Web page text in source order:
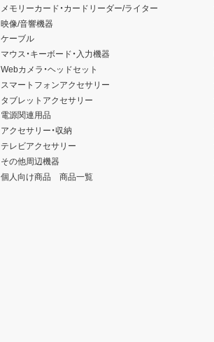
メモリーカード・カードリーダー/ライター
映像/音響機器
ケーブル
マウス・キーボード・入力機器
Webカメラ・ヘッドセット
スマートフォンアクセサリー
タブレットアクセサリー
電源関連用品
アクセサリー・収納
テレビアクセサリー
その他周辺機器
個人向け商品 商品一覧